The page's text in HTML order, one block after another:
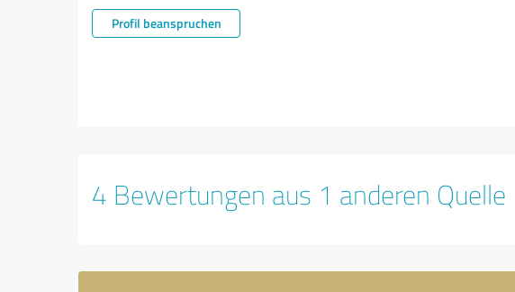
Profil beanspruchen
4 Bewertungen aus 1 anderen Quelle